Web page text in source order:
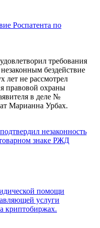
Роспатента по
требования
бездействие
лет не рассмотрел
правовой охраны
в деле №
Марианна Урбах.
незаконность
знаке РЖД
помощи
услуги
криптобиржах.